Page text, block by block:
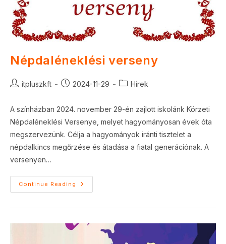
Népdaléneklési verseny
Postitpluszkft
Post2024-11-29
PostHírek
A színházban 2024. november 29-én zajlott iskolánk Körzeti
Népdaléneklési Versenye, melyet hagyományosan évek óta
megszervezünk. Célja a hagyományok iránti tisztelet a
népdalkincs megőrzése és átadása a fiatal generációnak. A
versenyen…
Continue Reading
Népdaléneklési
Verseny